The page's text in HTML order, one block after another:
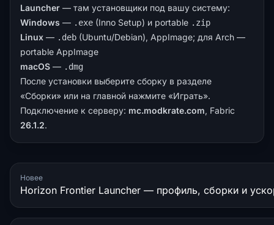
Launcher — там установщики под вашу систему:
Windows — .exe (Inno Setup) и portable .zip
Linux — .deb (Ubuntu/Debian), AppImage; для Arch —
portable AppImage
macOS — .dmg
После установки выберите сборку в разделе
«Сборки» или на главной нажмите «Играть».
Подключение к серверу: mc.modkrate.com, Fabric
26.1.2.
Новее
Horizon Frontier Launcher — профиль, сборки и